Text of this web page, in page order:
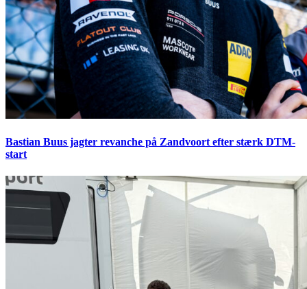
Bastian Buus jagter revanche på Zandvoort efter stærk DTM-
start